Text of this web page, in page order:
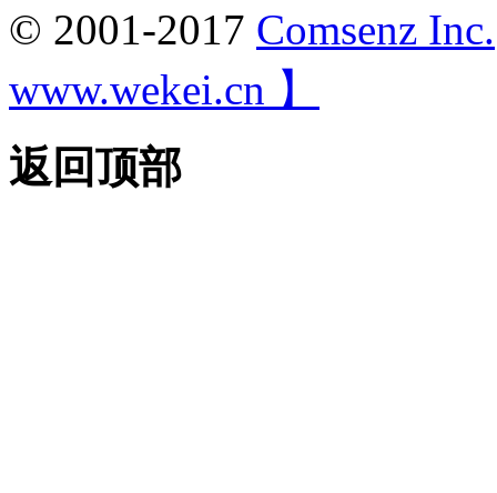
© 2001-2017 Comsenz Inc.
www.wekei.cn 】
返回顶部